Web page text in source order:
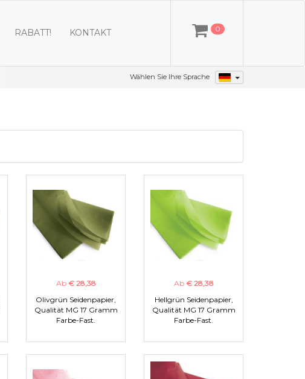
RABATT! KONTAKT 0
Wählen Sie Ihre Sprache
Ab € 28,38
Olivgrün Seidenpapier,
Qualität MG 17 Gramm
Farbe-Fast.
Ab € 28,38
Hellgrün Seidenpapier,
Qualität MG 17 Gramm
Farbe-Fast.